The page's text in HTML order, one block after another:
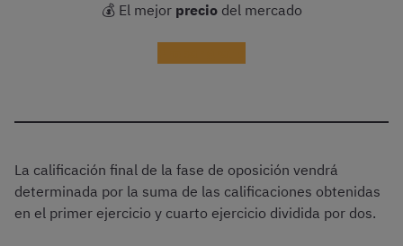
💰 El mejor preciodel mercado
La calificación final de la fase de oposición vendrá
determinada por la suma de las calificaciones obtenidas
en el primer ejercicio y cuarto ejercicio dividida por dos.